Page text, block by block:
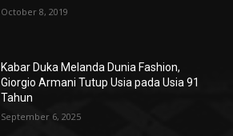
October 8, 2019
Kabar Duka Melanda Dunia Fashion,
Giorgio Armani Tutup Usia pada Usia 91
Tahun
September 6, 2025